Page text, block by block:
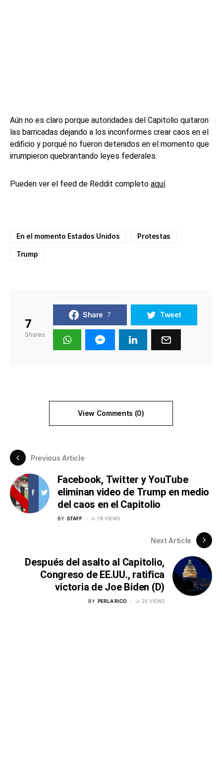
Aún no es claro porque autoridades del Capitolio quitaron
las barricadas dejando a los inconformes crear caos en el
edificio y porqué no fueron detenidos en el momento que
irrumpieron quebrantando leyes federales.
Pueden ver el feed de Reddit completoaquí.
En el momento Estados Unidos Protestas
Trump
7
Shares
Share 7 Tweet
View Comments (0)
Previous Article
Facebook, Twitter y YouTube
eliminan video de Trump en medio
del caos en el Capitolio
BY STAFF 78 VIEWS
Next Article
Después del asalto al Capitolio,
Congreso de EE.UU., ratifica
victoria de Joe Biden (D)
BY PERLA RICO 25 VIEWS